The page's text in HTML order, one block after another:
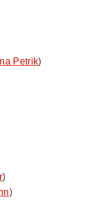
Petrik)
)
)